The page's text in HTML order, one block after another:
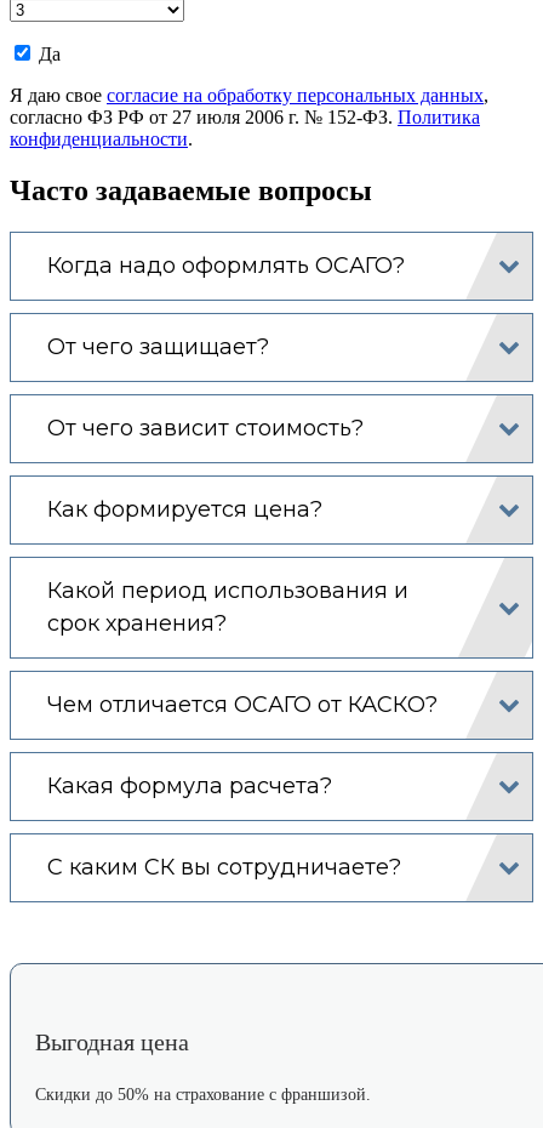
Даю
на
обработку
моих
данных.
Да
Я даю свое согласие на обработку персональных данных,
согласно ФЗ РФ от 27 июля 2006 г. № 152-ФЗ. Политика
конфиденциальности.
Часто задаваемые вопросы
Когда надо оформлять ОСАГО?
От чего защищает?
От чего зависит стоимость?
Как формируется цена?
Какой период использования и
срок хранения?
Чем отличается ОСАГО от КАСКО?
Какая формула расчета?
С каким СК вы сотрудничаете?
Выгодная цена
Скидки до 50% на страхование с франшизой.